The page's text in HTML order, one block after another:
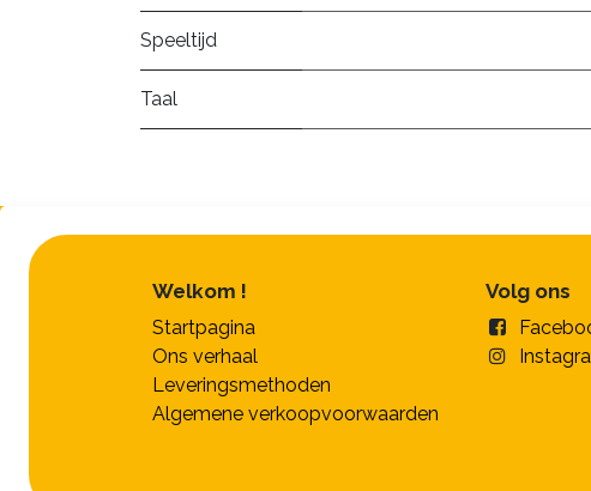
Speeltijd
Taal
Welkom !
Startpagina
Ons verhaal
Leveringsmethoden
Algemene verkoopvoorwaarden
Volg ons